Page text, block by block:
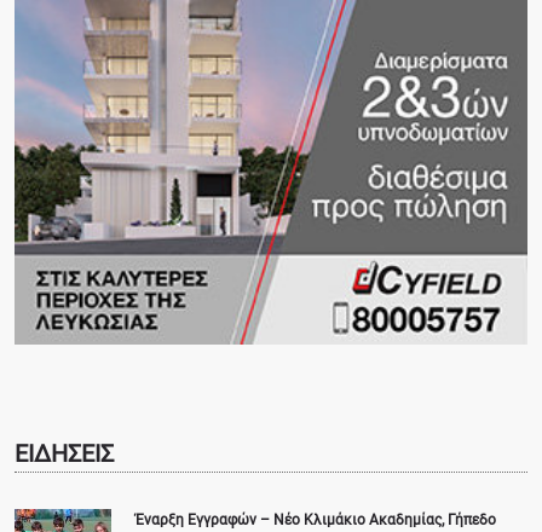
ΕΙΔΗΣΕΙΣ
Έναρξη Εγγραφών – Νέο Κλιμάκιο Ακαδημίας, Γήπεδο